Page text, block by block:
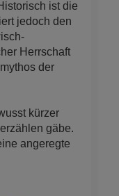
ist die
jedoch den
Herrschaft
der
kürzer
gäbe.
angeregte